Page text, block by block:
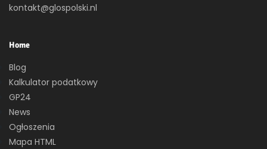
kontakt@glospolski.nl
Home
Blog
Kalkulator podatkowy
GP24
News
Ogłoszenia
Mapa HTML